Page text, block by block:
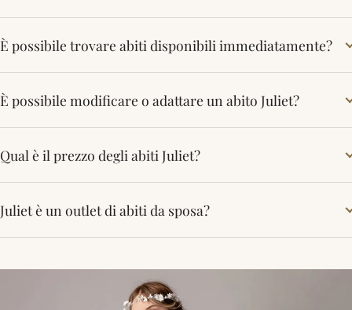
È possibile trovare abiti disponibili immediatamente?
È possibile modificare o adattare un abito Juliet?
Qual è il prezzo degli abiti Juliet?
Juliet è un outlet di abiti da sposa?